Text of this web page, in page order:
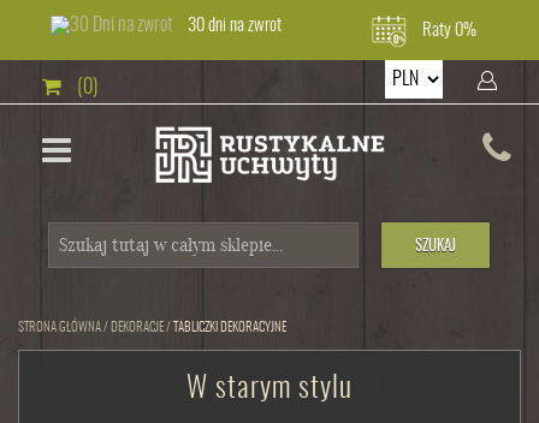
30 dni na zwrot Raty 0%
(0)
SZUKAJ
STRONA GŁÓWNA/ DEKORACJE/ TABLICZKI DEKORACYJNE
W starym stylu